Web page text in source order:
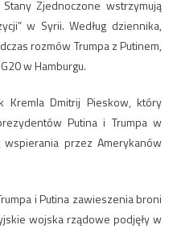
Zjednoczone wstrzymują
w Syrii. Według dziennika,
rozmów Trumpa z Putinem,
w Hamburgu.
Kremla Dmitrij Pieskow, który
Putina i Trumpa w
przez Amerykanów
i Putina zawieszenia broni
wojska rządowe podjęły w